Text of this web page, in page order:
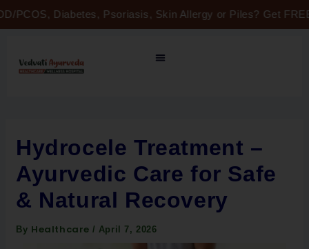
to
Diabetes, Psoriasis, Skin Allergy or Piles? Get FREE
Hydrocele Treatment –
Ayurvedic Care for Safe
& Natural Recovery
By Healthcare / April 7, 2026